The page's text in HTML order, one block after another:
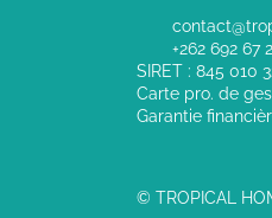
+262 692 67
SIRET : 845 010
Carte pro. de
Garantie
© TROPICAL